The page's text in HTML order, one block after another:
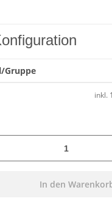
Gruppe
inkl.
In den